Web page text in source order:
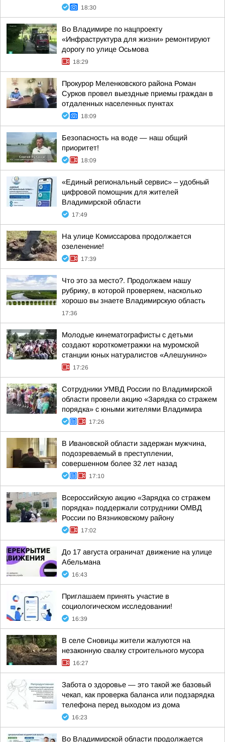
18:30
Во Владимире по нацпроекту
«Инфраструктура для жизни» ремонтируют
дорогу по улице Осьмова
18:29
Прокурор Меленковского района Роман
Сурков провел выездные приемы граждан в
отдаленных населенных пунктах
18:09
Безопасность на воде — наш общий
приоритет!
18:09
«Единый региональный сервис» – удобный
цифровой помощник для жителей
Владимирской области
17:49
На улице Комиссарова продолжается
озеленение!
17:39
Что это за место?. Продолжаем нашу
рубрику, в которой проверяем, насколько
хорошо вы знаете Владимирскую область
17:36
Молодые кинематографисты с детьми
создают короткометражки на муромской
станции юных натуралистов «Алешунино»
17:26
Сотрудники УМВД России по Владимирской
области провели акцию «Зарядка со стражем
порядка» с юными жителями Владимира
17:26
В Ивановской области задержан мужчина,
подозреваемый в преступлении,
совершенном более 32 лет назад
17:10
Всероссийскую акцию «Зарядка со стражем
порядка» поддержали сотрудники ОМВД
России по Вязниковскому району
17:02
До 17 августа ограничат движение на улице
Абельмана
16:43
Приглашаем принять участие в
социологическом исследовании!
16:39
В селе Сновицы жители жалуются на
незаконную свалку строительного мусора
16:27
Забота о здоровье — это такой же базовый
чекап, как проверка баланса или подзарядка
телефона перед выходом из дома
16:23
Во Владимирской области продолжается